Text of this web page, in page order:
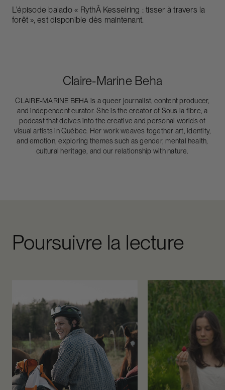
L'épisode balado « RythÂ Kesselring : tisser à travers la
forêt », est disponible dès maintenant.
Claire-Marine Beha
CLAIRE-MARINE BEHA is a queer journalist, content producer,
and independent curator. She is the creator of Sous la fibre, a
podcast that delves into the creative and personal worlds of
visual artists in Québec. Her work weaves together art, identity,
and emotion, exploring themes such as gender, mental health,
cultural heritage, and our relationship with nature.
Poursuivre la lecture